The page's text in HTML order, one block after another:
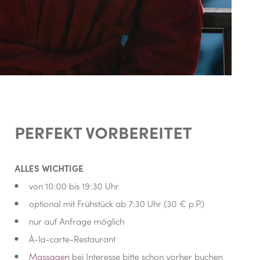
PERFEKT VORBEREITET
ALLES WICHTIGE
von 10:00 bis 19:30 Uhr
optional mit Frühstück ab 7:30 Uhr (30 € p.P.)
nur auf Anfrage möglich
À-la-carte-Restaurant
Massagen bei Interesse bitte schon vorher buchen